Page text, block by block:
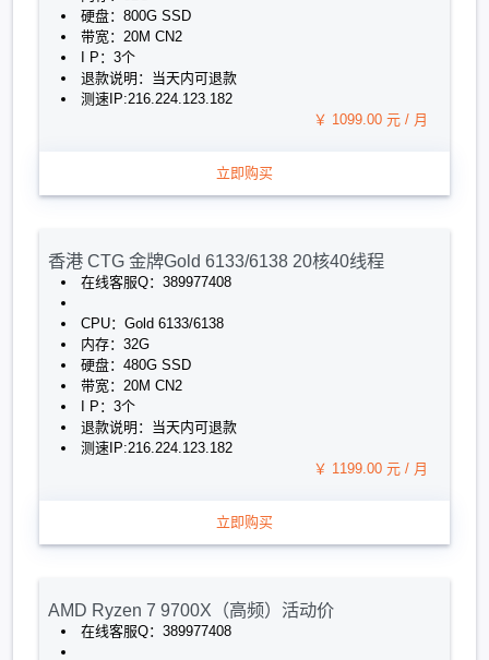
硬盘：800G SSD
带宽：20M CN2
I P：3个
退款说明：当天内可退款
测速IP:216.224.123.182
￥ 1099.00 元 / 月
立即购买
香港 CTG 金牌Gold 6133/6138 20核40线程
在线客服Q：389977408
CPU：Gold 6133/6138
内存：32G
硬盘：480G SSD
带宽：20M CN2
I P：3个
退款说明：当天内可退款
测速IP:216.224.123.182
￥ 1199.00 元 / 月
立即购买
AMD Ryzen 7 9700X（高频）活动价
在线客服Q：389977408